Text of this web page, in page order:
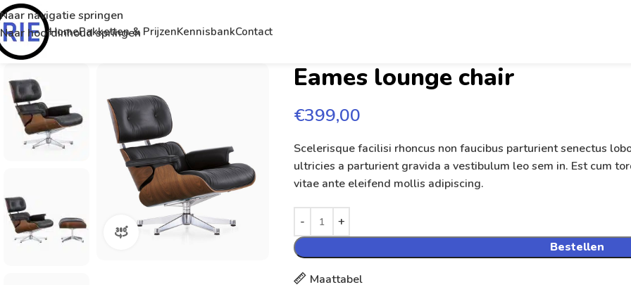
Naar navigatie springen
Naar hoofdinhoud springen
HomePakketten & PrijzenKennisbankContact
360 productweergave
Eames lounge chair
€399,00
Scelerisque facilisi rhoncus non faucibus parturient senectus
ultricies a parturient gravida a vestibulum leo sem in. Est cum
vitae ante eleifend mollis adipiscing.
Bestellen
Maattabel